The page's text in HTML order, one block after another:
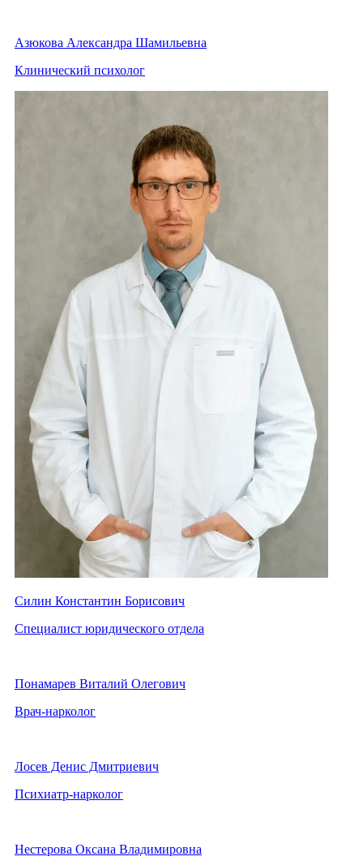
Азюкова Александра Шамильевна
Клинический психолог
Силин Константин Борисович
Специалист юридического отдела
Понамарев Виталий Олегович
Врач-нарколог
Лосев Денис Дмитриевич
Психиатр-нарколог
Нестерова Оксана Владимировна